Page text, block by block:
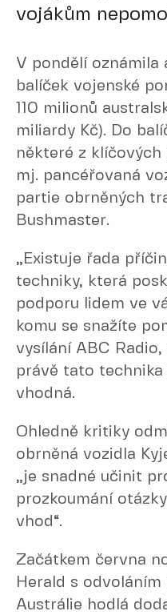
vojákům
V pondělí oznámila
balíček vojenské
110 milionů
miliardy Kč). Do
některé z klíčových
mj. pancéřovaná
partie obrněných
Bushmaster.
„Existuje řada
techniky, která
podporu lidem ve
komu se snažíte
vysílání ABC
právě tato
vhodná.
Ohledně kritiky
obrněná vozidla
„je snadné učinit
prozkoumání
vhod“.
Začátkem června
Herald s odvoláním
Austrálie hodlá